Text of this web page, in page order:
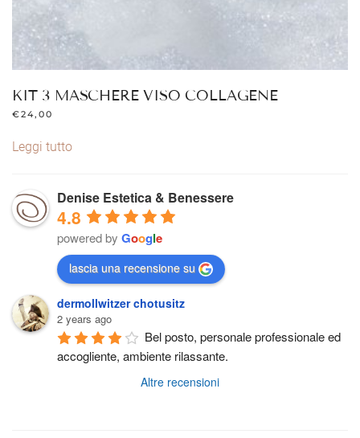
KIT 3 MASCHERE VISO COLLAGENE
€24,00
Leggi tutto
Denise Estetica & Benessere
4.8
powered by Google
lascia una recensione su
dermollwitzer chotusitz
2 years ago
Bel posto, personale professionale ed
accogliente, ambiente rilassante.
Altre recensioni